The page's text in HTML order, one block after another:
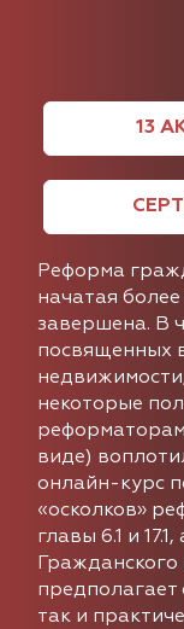
Реформа
начатая
завершена. В
посвященных
некоторые
виде)
онлайн-курс
«осколков»
главы 6.1 и
предполагает
так и
13